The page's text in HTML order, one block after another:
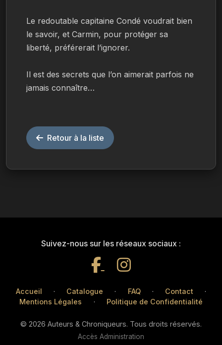
Le redoutable capitaine Condé voudrait bien
le savoir, et Carmin, pour protéger sa
liberté, préférerait l’ignorer.
Il est des secrets que l’on aimerait parfois ne
jamais connaître…
Retour à la liste
Suivez-nous sur les réseaux sociaux :
Accueil · Catalogue · FAQ · Contact
·
Mentions Légales
· Politique de Confidentialité
© 2026 Auteurs & Chroniqueurs. Tous droits réservés.
Accès Administration